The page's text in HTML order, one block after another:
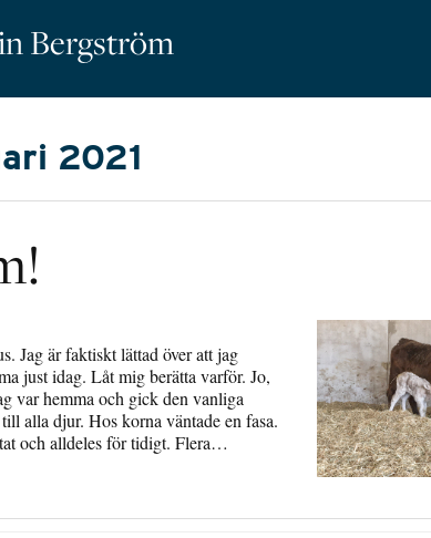
Bergström
2021
Jag är faktiskt lättad över att jag
just idag. Låt mig berätta varför. Jo,
var hemma och gick den vanliga
alla djur. Hos korna väntade en fasa.
och alldeles för tidigt. Flera…